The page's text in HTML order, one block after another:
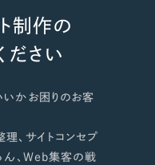
制作の
ださい
かお困りのお客
、サイトコンセプ
ん、Web集客の戦